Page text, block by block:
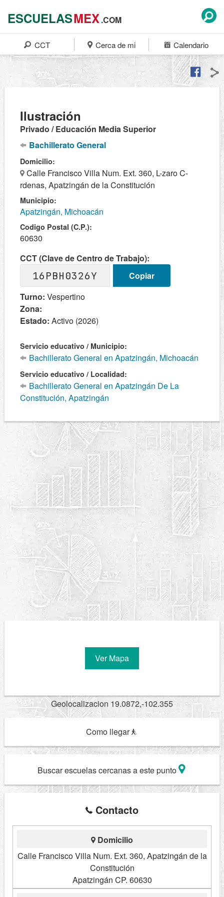
ESCUELASMEX.COM
CCT Cerca de mi Calendario
Ilustración
Privado / Educación Media Superior
Bachillerato General
Domicilio:
Calle Francisco Villa Num. Ext. 360, L-zaro C-
rdenas, Apatzingán de la Constitución
Municipio:
Apatzingán, Michoacán
Codigo Postal (C.P.):
60630
CCT (Clave de Centro de Trabajo):
16PBH0326Y
Copiar
Turno: Vespertino
Zona:
Estado: Activo (2026)
Servicio educativo / Municipio:
Bachillerato General en Apatzingán, Michoacán
Servicio educativo / Localidad:
Bachillerato General en Apatzingán De La
Constitución, Apatzingán
Ver Mapa
Geolocalizacion 19.0872,-102.355
Como llegar
Buscar escuelas cercanas a este punto
Contacto
Domicilio
Calle Francisco Villa Num. Ext. 360, Apatzingán de la
Constitución
Apatzingán CP. 60630